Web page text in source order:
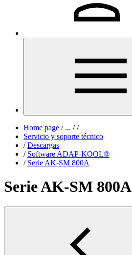
Home page /... / /
Servicio y soporte técnico
/ Descargas
/ Software ADAP-KOOL®
/ Serie AK-SM 800A
Serie AK-SM 800A